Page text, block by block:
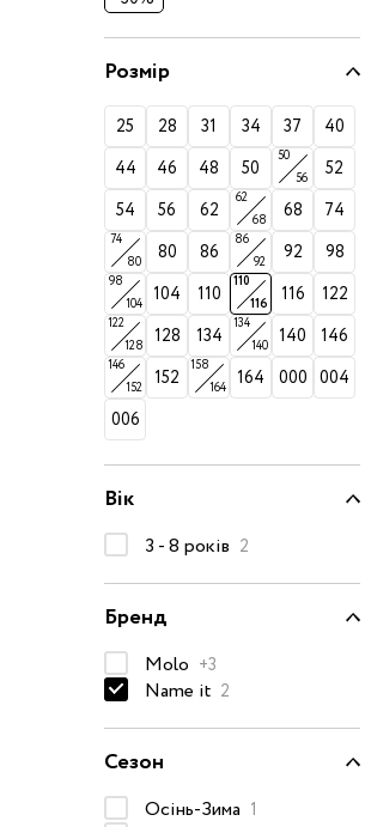
сорочки
Рюкзаки
Футболки
Шапки,
рукавички
Шорти
Аксесуари
Одяг
50-68 см
74-86 см
92-104 см
Пінетки
Чоботи
Розмір
25 28 31 34 37
40
44
46 48 50
50
56
52
54
56 62
62
68
68 74
74
80
80 86
86
92
92 98
98
104
104 110
110
116
116 122
122
128
128 134
134
140
140 146
146
152
152
158
164
164 000 004
006
Вік
3 - 8 років 2
Бренд
Molo +3
Name it 2
Сезон
Осінь-Зима 1